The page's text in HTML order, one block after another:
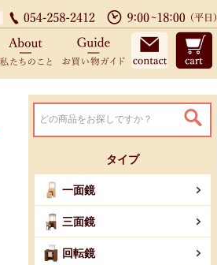
当店のサービス私たちのこと お買い物ガイド
お問い合
タイプ
一面鏡
三面鏡
回転鏡